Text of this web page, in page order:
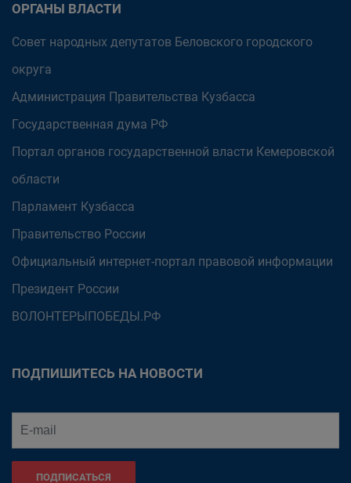
ОРГАНЫ ВЛАСТИ
Совет народных депутатов Беловского городского
округа
Администрация Правительства Кузбасса
Государственная дума РФ
Портал органов государственной власти Кемеровской
области
Парламент Кузбасса
Правительство России
Официальный интернет-портал правовой информации
Президент России
ВОЛОНТЕРЫПОБЕДЫ.РФ
ПОДПИШИТЕСЬ НА НОВОСТИ
ПОДПИСАТЬСЯ